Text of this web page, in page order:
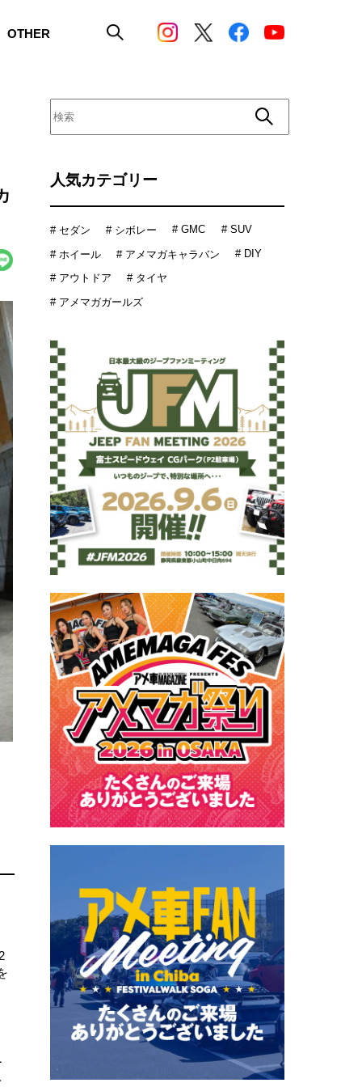
OTHER
人気カテゴリー
# セダン # シボレー # GMC # SUV
# ホイール # アメマガキャラバン # DIY
# アウトドア
# タイヤ
# アメマガガールズ